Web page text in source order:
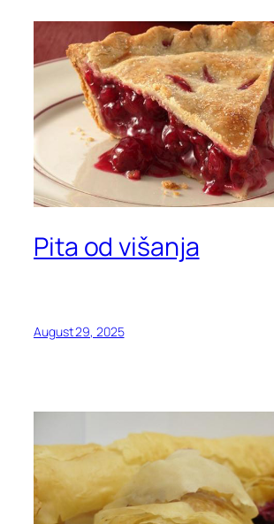
Pita od višanja
August 29, 2025